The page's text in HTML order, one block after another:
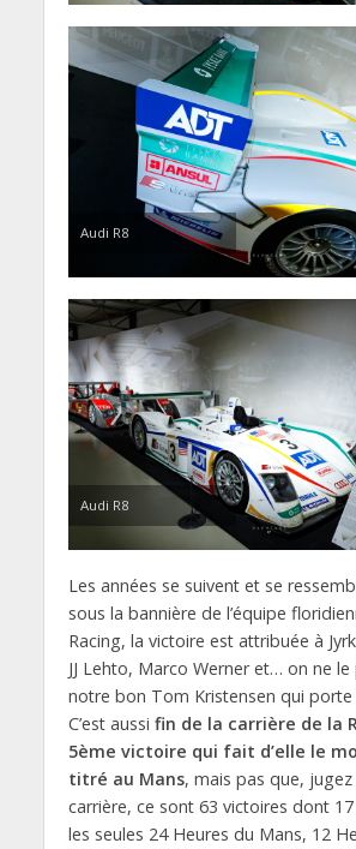
Audi R8
Audi R8
Les années se suivent et se
sous la bannière de l’équipe
Racing, la victoire est attribuée à
JJ Lehto, Marco Werner et… on ne
notre bon Tom Kristensen qui porte
C’est aussi fin de la carrière de la
5ème victoire qui fait d’elle le
titré au Mans, mais pas que,
carrière, ce sont 63 victoires dont
les seules 24 Heures du Mans, 12